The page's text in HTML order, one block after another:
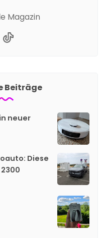
Magazin
Beiträge
neuer
Diese